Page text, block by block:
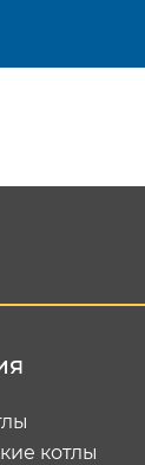
котлы